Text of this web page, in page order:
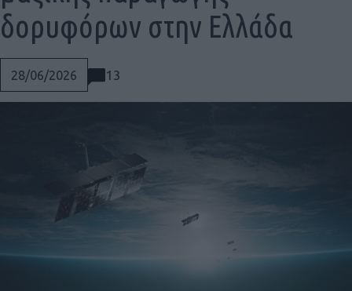
28/06/2026 13
δορυφόρων στην Ελλάδα